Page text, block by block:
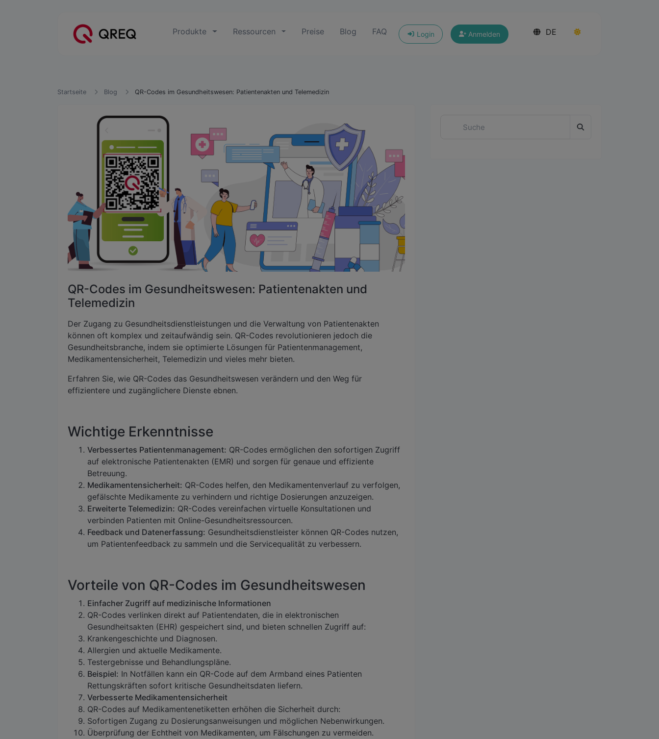
Produkte Ressourcen Preise Blog FAQ Login Anmelden DE
Startseite Blog QR-Codes im Gesundheitswesen: Patientenakten und Telemedizin
QR-Codes im Gesundheitswesen: Patientenakten und
Telemedizin
Der Zugang zu Gesundheitsdienstleistungen und die Verwaltung von Patientenakten
können oft komplex und zeitaufwändig sein. QR-Codes revolutionieren jedoch die
Gesundheitsbranche, indem sie optimierte Lösungen für Patientenmanagement,
Medikamentensicherheit, Telemedizin und vieles mehr bieten.
Erfahren Sie, wie QR-Codes das Gesundheitswesen verändern und den Weg für
effizientere und zugänglichere Dienste ebnen.
Wichtige Erkenntnisse
Verbessertes Patientenmanagement: QR-Codes ermöglichen den sofortigen Zugriff
auf elektronische Patientenakten (EMR) und sorgen für genaue und effiziente
Betreuung.
Medikamentensicherheit: QR-Codes helfen, den Medikamentenverlauf zu verfolgen,
gefälschte Medikamente zu verhindern und richtige Dosierungen anzuzeigen.
Erweiterte Telemedizin: QR-Codes vereinfachen virtuelle Konsultationen und
verbinden Patienten mit Online-Gesundheitsressourcen.
Feedback und Datenerfassung: Gesundheitsdienstleister können QR-Codes nutzen,
um Patientenfeedback zu sammeln und die Servicequalität zu verbessern.
Vorteile von QR-Codes im Gesundheitswesen
Einfacher Zugriff auf medizinische Informationen
QR-Codes verlinken direkt auf Patientendaten, die in elektronischen
Gesundheitsakten (EHR) gespeichert sind, und bieten schnellen Zugriff auf:
Krankengeschichte und Diagnosen.
Allergien und aktuelle Medikamente.
Testergebnisse und Behandlungspläne.
Beispiel: In Notfällen kann ein QR-Code auf dem Armband eines Patienten
Rettungskräften sofort kritische Gesundheitsdaten liefern.
Verbesserte Medikamentensicherheit
QR-Codes auf Medikamentenetiketten erhöhen die Sicherheit durch:
Sofortigen Zugang zu Dosierungsanweisungen und möglichen Nebenwirkungen.
Überprüfung der Echtheit von Medikamenten, um Fälschungen zu vermeiden.